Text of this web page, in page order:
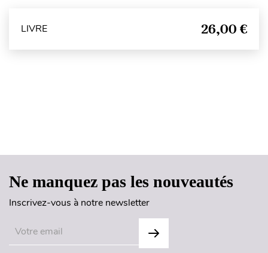
LIVRE 26,00 €
Ne manquez pas les nouveautés
Inscrivez-vous à notre newsletter